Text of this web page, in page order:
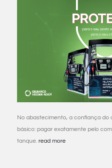
No abastecimento, a confiança do
básico: pagar exatamente pelo
tanque. read more